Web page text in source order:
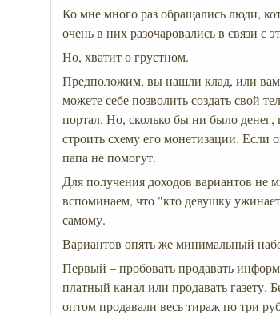
Ко мне много раз обращались люди,
очень в них разочаровались в связи с
Но, хватит о грустном.
Предположим, вы нашли клад, или вам
можете себе позволить создать свой
портал. Но, сколько бы ни было
строить схему его монетизации. Если
папа не помогут.
Для получения доходов вариантов не
вспоминаем, что "кто девушку
самому.
Вариантов опять же минимальный
Первый – пробовать продавать
платный канал или продавать газету.
оптом продавали весь тираж по три